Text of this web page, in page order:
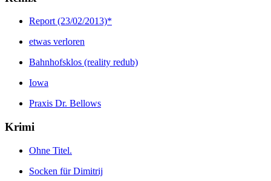
Report (23/02/2013)*
etwas verloren
Bahnhofsklos (reality redub)
Iowa
Praxis Dr. Bellows
Krimi
Ohne Titel.
Socken für Dimitrij